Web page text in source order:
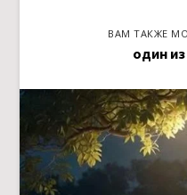
ВАМ ТАКЖЕ
один